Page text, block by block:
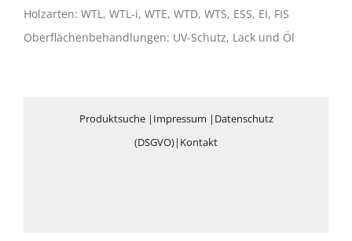
Holzarten: WTL, WTL-i, WTE, WTD, WTS, ESS, EI, FIS
Oberflächenbehandlungen: UV-Schutz, Lack und Öl
Produktsuche| Impressum | Datenschutz
(DSGVO)| Kontakt